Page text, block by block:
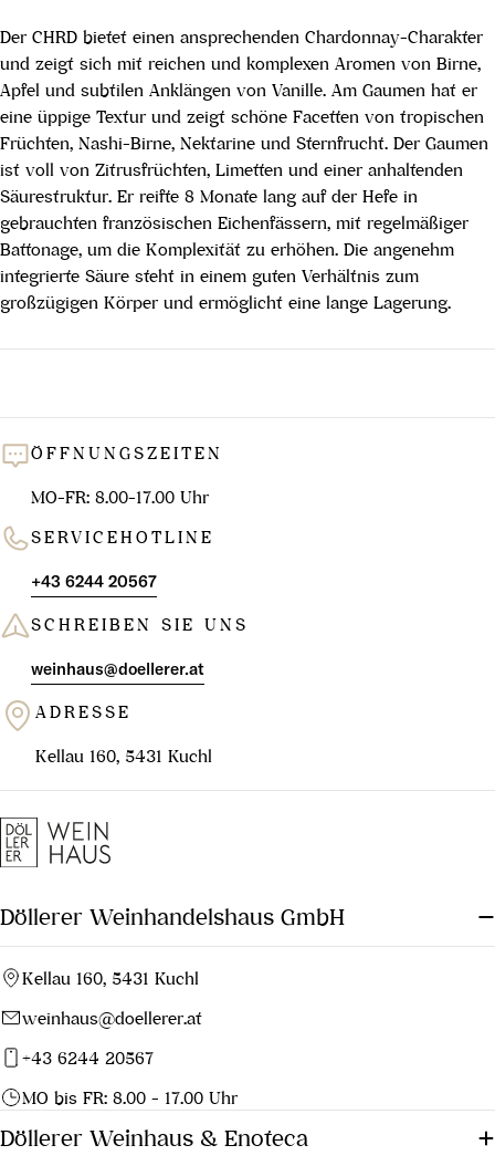
Der CHRD bietet einen ansprechenden Chardonnay-Charakter
und zeigt sich mit reichen und komplexen Aromen von Birne,
Apfel und subtilen Anklängen von Vanille. Am Gaumen hat er
eine üppige Textur und zeigt schöne Facetten von tropischen
Früchten, Nashi-Birne, Nektarine und Sternfrucht. Der Gaumen
ist voll von Zitrusfrüchten, Limetten und einer anhaltenden
Säurestruktur. Er reifte 8 Monate lang auf der Hefe in
gebrauchten französischen Eichenfässern, mit regelmäßiger
Battonage, um die Komplexität zu erhöhen. Die angenehm
integrierte Säure steht in einem guten Verhältnis zum
großzügigen Körper und ermöglicht eine lange Lagerung.
ÖFFNUNGSZEITEN
MO-FR: 8.00-17.00 Uhr
SERVICEHOTLINE
+43 6244 20567
SCHREIBEN SIE UNS
weinhaus@doellerer.at
ADRESSE
Kellau 160, 5431 Kuchl
Döllerer Weinhandelshaus GmbH
Kellau 160, 5431 Kuchl
weinhaus@doellerer.at
+43 6244 20567
MO bis FR: 8.00 - 17.00 Uhr
Döllerer Weinhaus & Enoteca